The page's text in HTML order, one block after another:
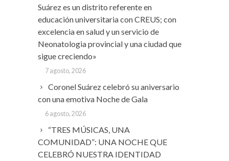
Suárez es un distrito referente en
educación universitaria con CREUS; con
excelencia en salud y un servicio de
Neonatologia provincial y una ciudad que
sigue creciendo»
7 agosto, 2026
Coronel Suárez celebró su aniversario
con una emotiva Noche de Gala
6 agosto, 2026
“TRES MÚSICAS, UNA
COMUNIDAD”: UNA NOCHE QUE
CELEBRÓ NUESTRA IDENTIDAD